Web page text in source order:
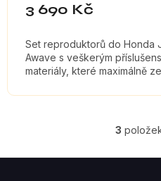
3 690 Kč
Set reproduktorů do Honda
Awave s veškerým
materiály, které maximálně
3